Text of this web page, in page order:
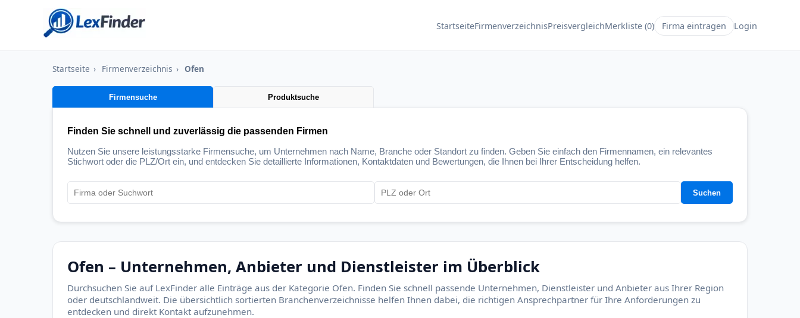
StartseiteFirmenverzeichnisPreisvergleichMerkliste (0) Firma eintragen Login
Startseite › Firmenverzeichnis › Ofen
Firmensuche Produktsuche
Finden Sie schnell und zuverlässig die passenden Firmen
Nutzen Sie unsere leistungsstarke Firmensuche, um Unternehmen nach Name, Branche oder Standort zu finden. Geben Sie einfach den Firmennamen, ein relevantes
Stichwort oder die PLZ/Ort ein, und entdecken Sie detaillierte Informationen, Kontaktdaten und Bewertungen, die Ihnen bei Ihrer Entscheidung helfen.
Suchen
Ofen – Unternehmen, Anbieter und Dienstleister im Überblick
Durchsuchen Sie auf LexFinder alle Einträge aus der Kategorie Ofen. Finden Sie schnell passende Unternehmen, Dienstleister und Anbieter aus Ihrer Region
oder deutschlandweit. Die übersichtlich sortierten Branchenverzeichnisse helfen Ihnen dabei, die richtigen Ansprechpartner für Ihre Anforderungen zu
entdecken und direkt Kontakt aufzunehmen.